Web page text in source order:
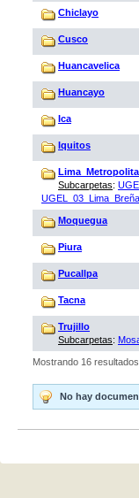
Chiclayo
Cusco
Huancavelica
Huancayo
Ica
Iquitos
Subcarpetas:
UGEL_03_Lima_Breña
Moquegua
Piura
Pucallpa
Tacna
Trujillo
Subcarpetas:
Mostrando 16 resultados.
No hay